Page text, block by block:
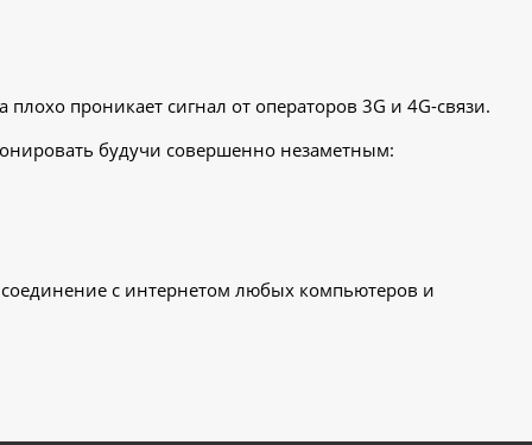
проникает сигнал от операторов 3G и 4G-связи.
будучи совершенно незаметным:
соединение с интернетом любых компьютеров и